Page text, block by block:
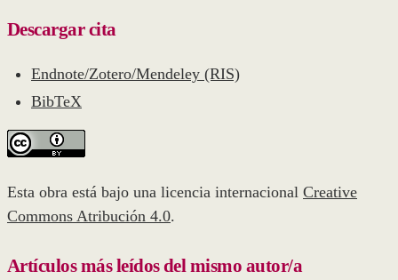
Descargar cita
Endnote/Zotero/Mendeley (RIS)
BibTeX
Esta obra está bajo una licencia internacional Creative
Commons Atribución 4.0.
Artículos más leídos del mismo autor/a